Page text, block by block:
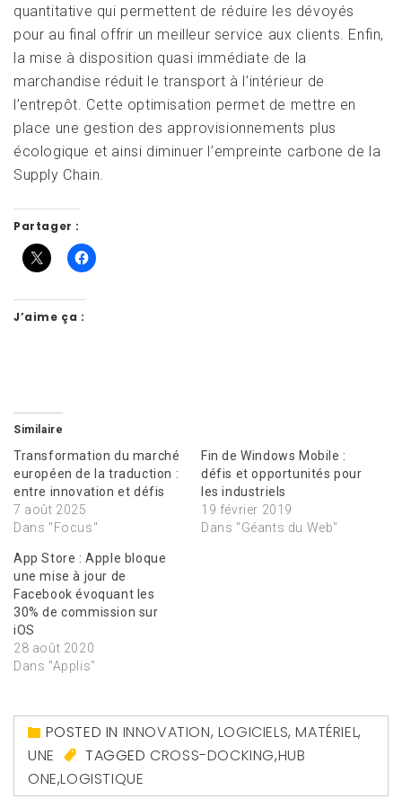
quantitative qui permettent de réduire les dévoyés
pour au final offrir un meilleur service aux clients. Enfin,
la mise à disposition quasi immédiate de la
marchandise réduit le transport à l’intérieur de
l’entrepôt. Cette optimisation permet de mettre en
place une gestion des approvisionnements plus
écologique et ainsi diminuer l’empreinte carbone de la
Supply Chain.
Partager :
J’aime ça :
Similaire
Transformation du marché
européen de la traduction :
entre innovation et défis
7 août 2025
Dans "Focus"
Fin de Windows Mobile :
défis et opportunités pour
les industriels
19 février 2019
Dans "Géants du Web"
App Store : Apple bloque
une mise à jour de
Facebook évoquant les
30% de commission sur
iOS
28 août 2020
Dans "Applis"
POSTED IN INNOVATION, LOGICIELS,MATÉRIEL,
UNE
TAGGEDCROSS-DOCKING,HUB
ONE,LOGISTIQUE